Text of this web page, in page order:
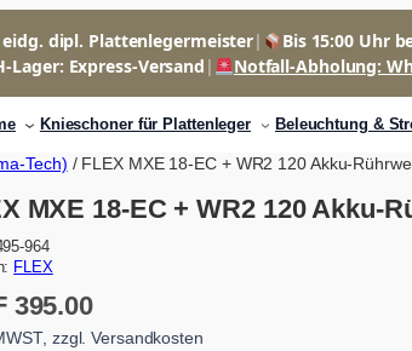
dipl. Plattenlegermeister| Bis 15:00 Uhr
Lager: Express-Versand | Notfall-Abholung:
Knieschoner für Plattenleger Beleuchtung &
Tech) / FLEX MXE 18-EC + WR2 120 Akku-
MXE 18-EC + WR2 120 Akku-
395.00
zzgl. Versandkosten
964
FLEX